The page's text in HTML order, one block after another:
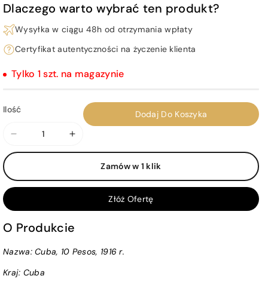
Dlaczego warto wybrać ten produkt?
Wysyłka w ciągu 48h od otrzymania wpłaty
Certyfikat autentyczności na życzenie klienta
Tylko 1 szt. na magazynie
Ilość
Zmniejsz
ilość
Cuba,
Pesos,
1916
Zwiększ
ilość
Cuba,
Pesos,
1916
Dodaj Do Koszyka
Zamów w 1 klik
Złóż Ofertę
O Produkcie
Nazwa: Cuba, 10 Pesos, 1916 r.
Kraj: Cuba